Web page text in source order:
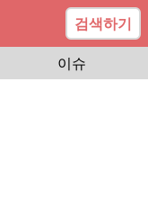
검색하기
이슈